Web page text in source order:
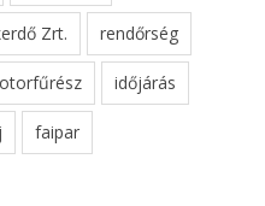
Zrt. rendőrség
időjárás
faipar